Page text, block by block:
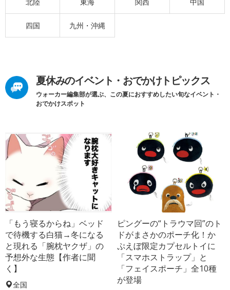
四国 九州・沖縄
夏休みのイベント・おでかけトピックス
ウォーカー編集部が選ぶ、この夏におすすめしたい旬なイベント・
おでかけスポット
「もう寝るからね」ベッド
で待機する白猫→冬になる
と現れる「腕枕ヤクザ」の
予想外な生態【作者に聞
く】
全国
ピングーの“トラウマ回”のト
ドがまさかのポーチ化！か
ぷえぼ限定カプセルトイに
「スマホストラップ」と
「フェイスポーチ」全10種
が登場